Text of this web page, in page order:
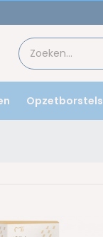
Opzetborstels